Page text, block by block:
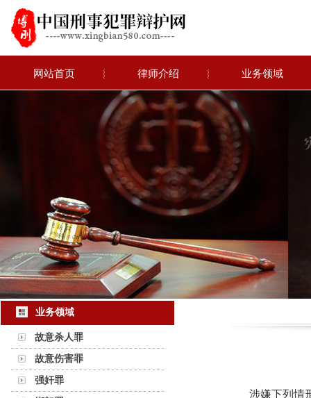
网站首页 ︴ 律师介绍 ︴ 业务领域
业务领域
故意杀人罪
故意伤害罪
强奸罪
涉嫌下列情